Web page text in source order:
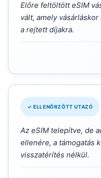
Előre feltöltött eSIM
vált, amely
a rejtett díjakra.
✓ ELLENŐRZÖTT UTAZÓ
„
Az eSIM telepítve, de
ellenére, a támogatás
visszatérítés nélkül.